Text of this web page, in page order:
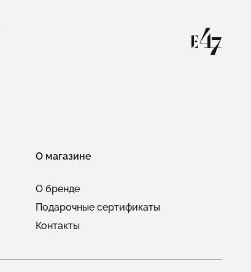
О магазине
О бренде
Подарочные сертификаты
Контакты